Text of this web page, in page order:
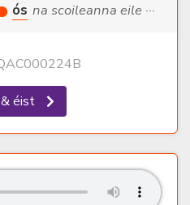
ós na scoileanna eile ···
éist